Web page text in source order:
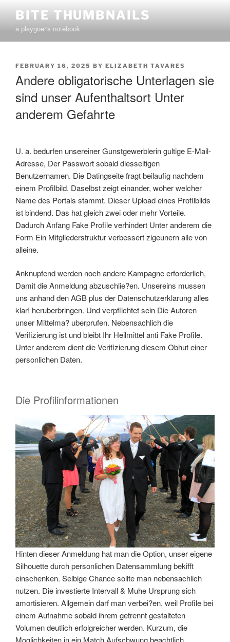
content
BITE THUMBNAILS
a playgoer's notebook
POSTED
FEBRUARY 16, 2025 BY ELIZABETH TAVARES
Andere obligatorische Unterlagen sie
sind unser Aufenthaltsort Unter
anderem Gefahrte
U. a. bedurfen unsereiner Gunstgewerblerin gultige E-Mail-
Adresse, Der Passwort sobald diesseitigen
Benutzernamen. Die Datingseite fragt beilaufig nachdem
einem Profilbild. Daselbst zeigt einander, woher welcher
Name des Portals stammt. Dieser Upload eines Profilbilds
ist bindend. Das hat gleich zwei oder mehr Vorteile.
Dadurch Anfang Fake Profile verhindert Unter anderem die
Form Ein Mitgliederstruktur verbessert zigeunern alle von
alleine.
Anknupfend werden noch andere Kampagne erforderlich,
Damit die Anmeldung abzuschlie?en. Unsereins mussen
uns anhand den AGB plus der Datenschutzerklarung alles
klar! heruberbringen. Und verpflichtet sein Die Autoren
unser Mittelma? uberprufen. Nebensachlich die
Verifizierung ist und bleibt Ihr Heilmittel anti Fake Profile.
Unter anderem dient die Verifizierung diesem Obhut einer
personlichen Daten.
Die Profilinformationen
Hinten dieser Anmeldung hat man die Option, unser eigene
Silhouette durch personlichen Datensammlung bekifft
einschenken. Selbige Chance sollte man nebensachlich
nutzen. Die investierte Intervall & Muhe Ursprung sich
amortisieren. Allgemein darf man verbei?en, weil Profile bei
einem Aufnahme sobald ihrem getrennt gestalteten
Volumen deutlich erfolgreicher werden. Kurzum, die